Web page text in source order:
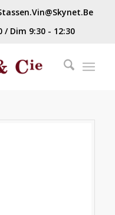
/ Dim 9:30 - 12:30